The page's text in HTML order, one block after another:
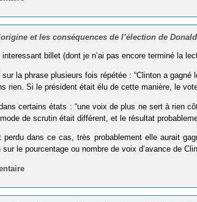
et les conséquences de l’élection de
billet (dont je n’ai pas encore terminé la
la phrase plusieurs fois répétée : “Clinton a gagné
rien. Si le président était élu de cette manière, le
certains états : “une voix de plus ne sert à rien
de scrutin était différent, et le résultat
perdu dans ce cas, très probablement elle aurait
le pourcentage ou nombre de voix d’avance de